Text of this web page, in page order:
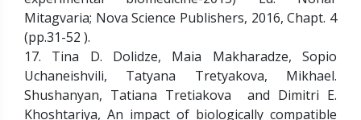
Mitagvaria; Nova Science Publishers, 2016, Chapt. 4
(pp.31-52 ).
17. Tina D. Dolidze, Maia Makharadze, Sopio
Uchaneishvili, Tatyana Tretyakova, Mikhael.
Shushanyan, Tatiana Tretiakova and Dimitri E.
Khoshtariya, An impact of biologically compatible